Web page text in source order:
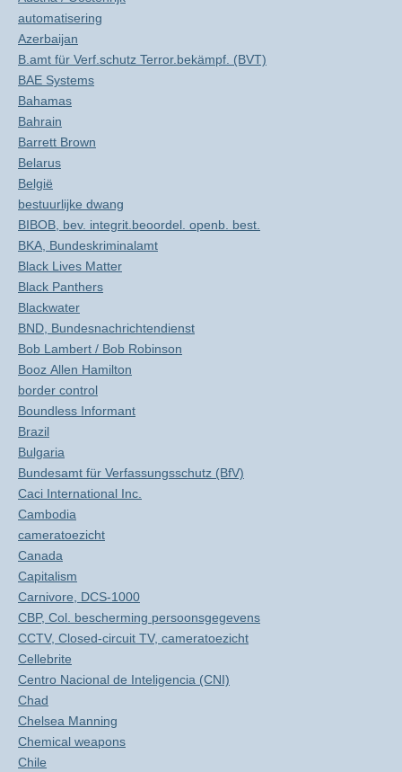
automatisering
Azerbaijan
B.amt für Verf.schutz Terror.bekämpf. (BVT)
BAE Systems
Bahamas
Bahrain
Barrett Brown
Belarus
België
bestuurlijke dwang
BIBOB, bev. integrit.beoordel. openb. best.
BKA, Bundeskriminalamt
Black Lives Matter
Black Panthers
Blackwater
BND, Bundesnachrichtendienst
Bob Lambert / Bob Robinson
Booz Allen Hamilton
border control
Boundless Informant
Brazil
Bulgaria
Bundesamt für Verfassungsschutz (BfV)
Caci International Inc.
Cambodia
cameratoezicht
Canada
Capitalism
Carnivore, DCS-1000
CBP, Col. bescherming persoonsgegevens
CCTV, Closed-circuit TV, cameratoezicht
Cellebrite
Centro Nacional de Inteligencia (CNI)
Chad
Chelsea Manning
Chemical weapons
Chile